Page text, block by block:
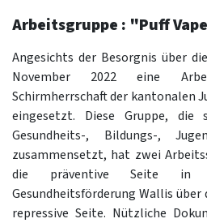
Arbeitsgruppe : "Puff
Angesichts der Besorgnis über
November 2022 eine
Schirmherrschaft der kantonalen
eingesetzt. Diese Gruppe, die
Gesundheits-, Bildungs-,
zusammensetzt, hat zwei
die präventive Seite in
Gesundheitsförderung Wallis über
repressive Seite. Nützliche